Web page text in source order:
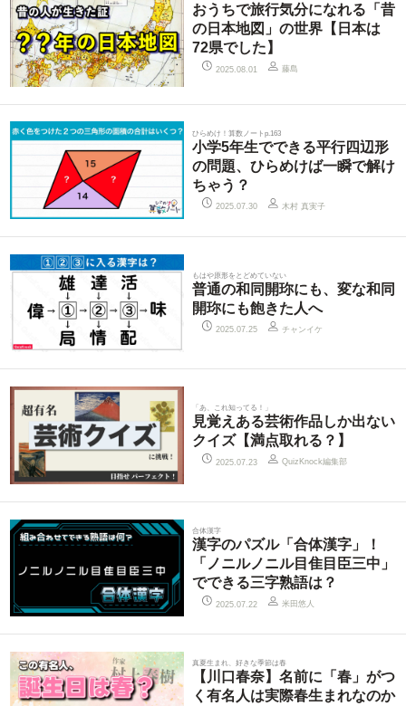
おうちで旅行気分になれる「昔
の日本地図」の世界【日本は
72県でした】
2025.08.01 藤島
ひらめけ！算数ノートp.163
小学5年生でできる平行四辺形
の問題、ひらめけば一瞬で解け
ちゃう？
2025.07.30 木村 真実子
もはや原形をとどめていない
普通の和同開珎にも、変な和同
開珎にも飽きた人へ
2025.07.25 チャンイケ
「あ、これ知ってる！」
見覚えある芸術作品しか出ない
クイズ【満点取れる？】
2025.07.23 QuizKnock編集部
合体漢字
漢字のパズル「合体漢字」！
「ノニルノニル目隹目臣三中」
でできる三字熟語は？
2025.07.22 米田悠人
真夏生まれ、好きな季節は春
【川口春奈】名前に「春」がつ
く有名人は実際春生まれなのか